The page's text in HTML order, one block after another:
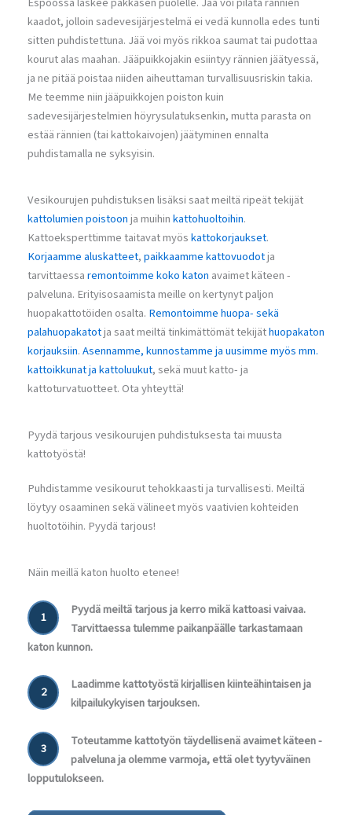
kaadot, jolloin sadevesijärjestelmä ei vedä kunnolla edes tunti
sitten puhdistettuna. Jää voi myös rikkoa saumat tai pudottaa
kourut alas maahan. Jääpuikkojakin esiintyy rännien jäätyessä,
ja ne pitää poistaa niiden aiheuttaman turvallisuusriskin takia.
Me teemme niin jääpuikkojen poiston kuin
sadevesijärjestelmien höyrysulatuksenkin, mutta parasta on
estää rännien (tai kattokaivojen) jäätyminen ennalta
puhdistamalla ne syksyisin.
Vesikourujen puhdistuksen lisäksi saat meiltä ripeät tekijät
kattolumien poistoonja muihinkattohuoltoihin.
Kattoeksperttimme taitavat myöskattokorjaukset.
Korjaamme aluskatteet,paikkaamme kattovuodotja
tarvittaessaremontoimme koko katon avaimet käteen -
palveluna. Erityisosaamista meille on kertynyt paljon
huopakattotöiden osalta. Remontoimme huopa- sekä
palahuopakatotja saat meiltä tinkimättömät tekijäthuopakaton
korjauksiin.Asennamme, kunnostamme ja uusimme myös mm.
kattoikkunat ja kattoluukut, sekä muut katto- ja
kattoturvatuotteet. Ota yhteyttä!
Pyydä tarjous vesikourujen puhdistuksesta tai muusta
kattotyöstä!
Puhdistamme vesikourut tehokkaasti ja turvallisesti. Meiltä
löytyy osaaminen sekä välineet myös vaativien kohteiden
huoltotöihin. Pyydä tarjous!
Näin meillä katon huolto etenee!
1
Pyydä meiltä tarjous ja kerro mikä kattoasi vaivaa.
Tarvittaessa tulemme paikanpäälle tarkastamaan
katon kunnon.
2
Laadimme kattotyöstä kirjallisen kiinteähintaisen ja
kilpailukykyisen tarjouksen.
3
Toteutamme kattotyön täydellisenä avaimet käteen -
palveluna ja olemme varmoja, että olet tyytyväinen
lopputulokseen.